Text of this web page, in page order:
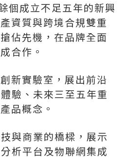
個成立不足五年的新興
資質與跨境合規雙重
佔先機，在品牌全面
合作。
新實驗室，展出前沿
驗、未來三至五年重
品概念。
與商業的橋樑，展示
析平台及物聯網集成